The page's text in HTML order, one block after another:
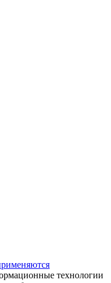
технологии